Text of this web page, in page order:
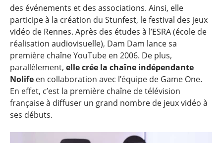
des événements et des associations. Ainsi, elle
participe à la création du Stunfest, le festival des jeux
vidéo de Rennes. Après des études à l’ESRA (école de
réalisation audiovisuelle), Dam Dam lance sa
première chaîne YouTube en 2006. De plus,
parallèlement, elle crée la chaîne indépendante
Nolife en collaboration avec l’équipe de Game One.
En effet, c’est la première chaîne de télévision
française à diffuser un grand nombre de jeux vidéo à
ses débuts.